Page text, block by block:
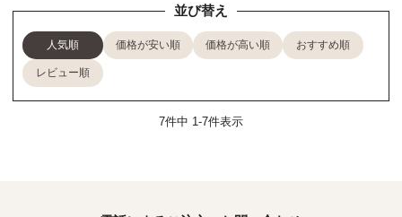
並び替え
人気順 価格が安い順 価格が高い順 おすすめ順
レビュー順
7件中 1-7件表示